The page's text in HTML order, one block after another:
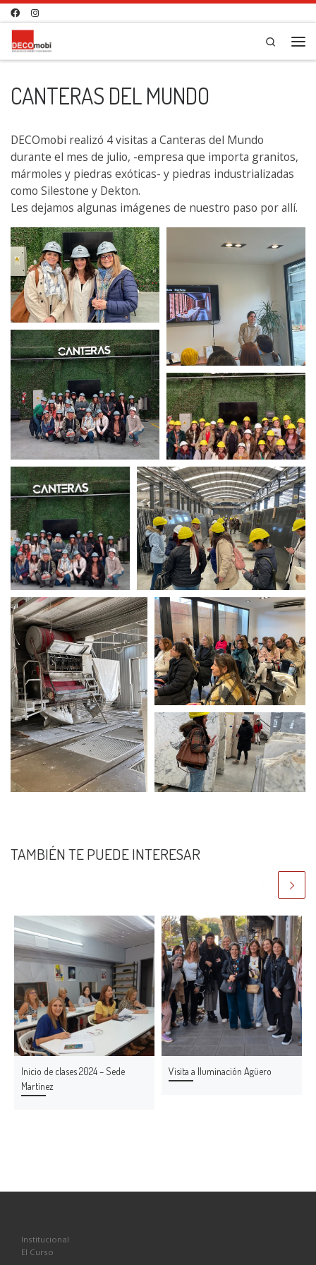
Saltar al contenido
Search
CANTERAS DEL MUNDO
DECOmobi realizó 4 visitas a Canteras del Mundo
durante el mes de julio, -empresa que importa granitos,
mármoles y piedras exóticas- y piedras industrializadas
como Silestone y Dekton.
Les dejamos algunas imágenes de nuestro paso por allí.
TAMBIÉN TE PUEDE INTERESAR
Inicio de clases 2024 – Sede
Martínez
Visita a Iluminación Agüero
Institucional
El Curso